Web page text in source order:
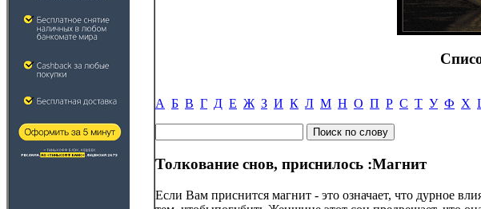
А Б В Г Д Е Ж З И К Л М Н О П Р С Т У Ф Х
Толкование снов, приснилось :Магнит
Если Вам приснится магнит - это означает, что дурное